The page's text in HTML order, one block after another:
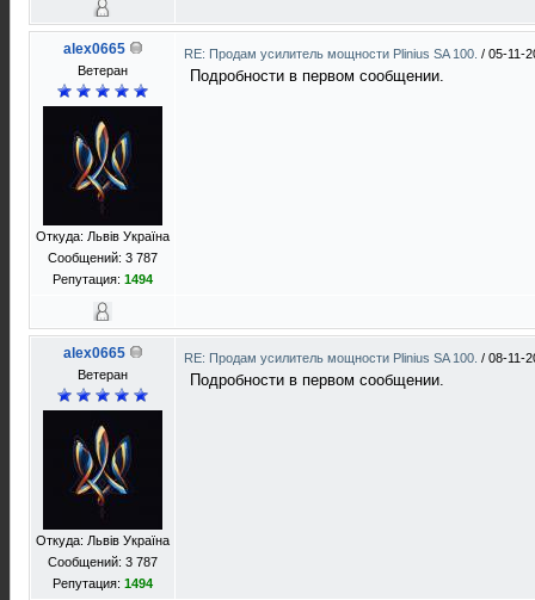
alex0665
Ветеран
Откуда: Львів Україна
Сообщений: 3 787
Репутация: 1494
RE: Продам усилитель мощности Plinius SA 100. / 05-11-
Подробности в первом сообщении.
alex0665
Ветеран
Откуда: Львів Україна
Сообщений: 3 787
Репутация: 1494
RE: Продам усилитель мощности Plinius SA 100. / 08-11-
Подробности в первом сообщении.